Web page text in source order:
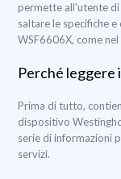
permette all'utente
saltare le specifiche
WSF6606X, come
Perché leggere
Prima di tutto,
dispositivo
serie di informazioni
servizi.